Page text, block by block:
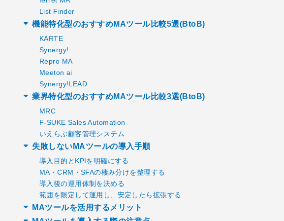
List Finder
機能特化型のおすすめMAツール比較5選(BtoB)
KARTE
Synergy!
Repro MA
Meeton ai
Synergy!LEAD
業界特化型のおすすめMAツール比較3選(BtoB)
MRC
F-SUKE Sales Automation
いえらぶ顧客管理システム
失敗しないMAツールの導入手順
導入目的とKPIを明確にする
MA・CRM・SFAの棲み分けを整理する
導入後の運用体制を決める
範囲を限定して運用し、安定したら拡張する
MAツールを活用するメリット